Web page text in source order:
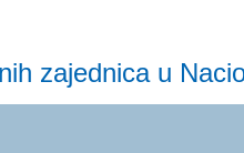
zajednica u